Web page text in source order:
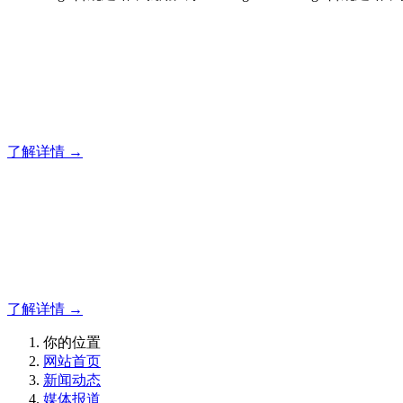
了解详情 →
了解详情 →
你的位置
网站首页
新闻动态
媒体报道